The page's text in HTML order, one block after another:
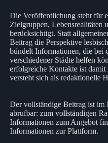
Die Veröffentlichung steht für
Zielgruppen, Lebensrealitäten
berücksichtigt. Statt
Beitrag die Perspektive
bündelt Informationen, die bei
verschiedener Städte helfen
erfolgreiche Kontakte ist
versteht sich als redaktionelle
Der vollständige Beitrag ist im
abrufbar: zum vollständigen
Informationen zum Angebot
Informationen zur Plattform.